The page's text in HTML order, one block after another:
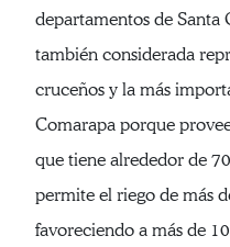
departamentos de Santa
también considerada
cruceños y la más
Comarapa porque
que tiene alrededor de
permite el riego de más
favoreciendo a más de